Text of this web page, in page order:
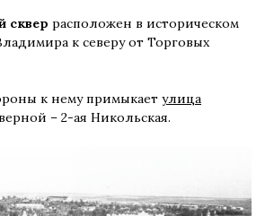
сквер расположен в историческом
к северу от Торговых
к нему примыкает улица
– 2-ая Никольская.